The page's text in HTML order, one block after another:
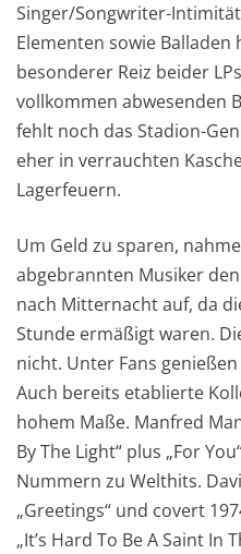
Singer/Songwriter-
Elementen sowie
besonderer Reiz beider
vollkommen abwesenden
fehlt noch das Stadion-
eher in verrauchten
Lagerfeuern.
Um Geld zu sparen,
abgebrannten Musiker
nach Mitternacht auf, da
Stunde ermäßigt waren.
nicht. Unter Fans
Auch bereits etablierte
hohem Maße. Manfred
By The Light“ plus „For
Nummern zu Welthits.
„Greetings“ und covert
„It’s Hard To Be A Saint In